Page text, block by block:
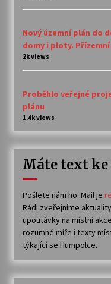
Nový územní plán do
domy i ploty.
2k views
Proběhlo veřejné
plánu
1.4k views
Máte text ke
Pošlete nám ho. Mail je
Rádi zveřejníme
upoutávky na místní
rozumné míře i texty
týkající se Humpolce.